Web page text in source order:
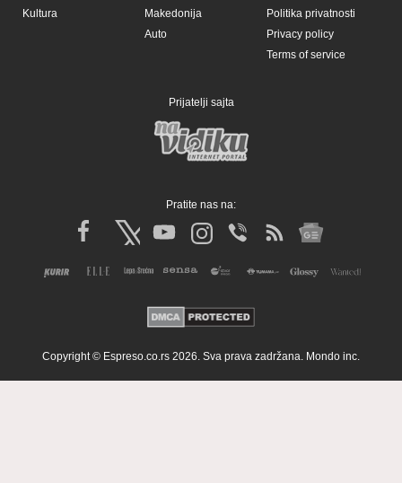
Kultura
Makedonija
Auto
Politika privatnosti
Privacy policy
Terms of service
Prijatelji sajta
Pratite nas na:
Copyright © Espreso.co.rs 2026. Sva prava zadržana. Mondo inc.